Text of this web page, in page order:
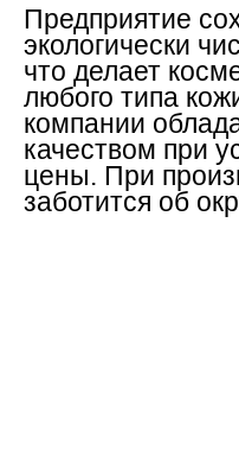
Предприятие
экологически
что делает
любого типа
компании
качеством при
цены. При
заботится об